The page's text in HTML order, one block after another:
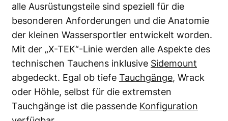
alle Ausrüstungsteile sind speziell für die
besonderen Anforderungen und die Anatomie
der kleinen Wassersportler entwickelt worden.
Mit der „X-TEK“-Linie werden alle Aspekte des
technischen Tauchens inklusive Sidemount
abgedeckt. Egal ob tiefe Tauchgänge, Wrack
oder Höhle, selbst für die extremsten
Tauchgänge ist die passende Konfiguration